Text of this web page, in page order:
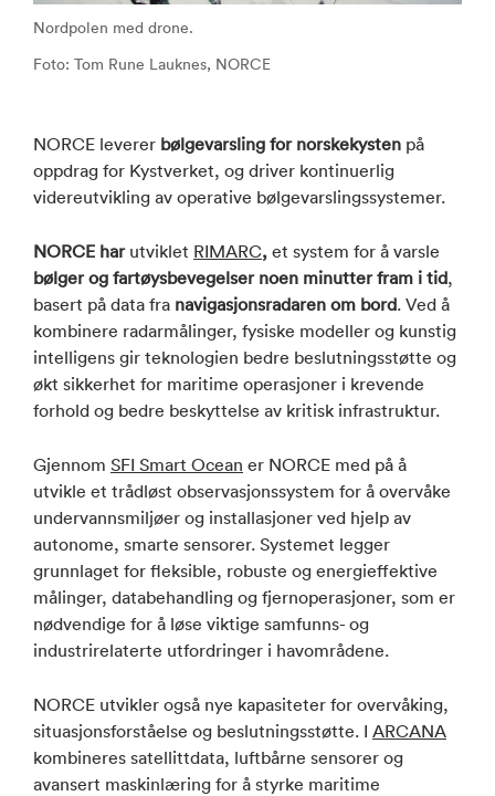
Nordpolen med drone.
Foto: Tom Rune Lauknes, NORCE
NORCE leverer bølgevarsling for norskekysten på
oppdrag for Kystverket, og driver kontinuerlig
videreutvikling av operative bølgevarslingssystemer.
NORCE harutviklet RIMARC, et system for å varsle
bølger og fartøysbevegelser noen minutter fram i tid,
basert på data fra navigasjonsradaren om bord. Ved å
kombinere radarmålinger, fysiske modeller og kunstig
intelligens gir teknologien bedre beslutningsstøtte og
økt sikkerhet for maritime operasjoner i krevende
forhold og bedre beskyttelse av kritisk infrastruktur.
Gjennom SFI Smart Ocean er NORCE med på å
utvikle et trådløst observasjonssystem for å overvåke
undervannsmiljøer og installasjoner ved hjelp av
autonome, smarte sensorer. Systemet legger
grunnlaget for fleksible, robuste og energieffektive
målinger, databehandling og fjernoperasjoner, som er
nødvendige for å løse viktige samfunns- og
industrirelaterte utfordringer i havområdene.
NORCE utvikler også nye kapasiteter for overvåking,
situasjonsforståelse og beslutningsstøtte. I ARCANA
kombineres satellittdata, luftbårne sensorer og
avansert maskinlæring for å styrke maritime